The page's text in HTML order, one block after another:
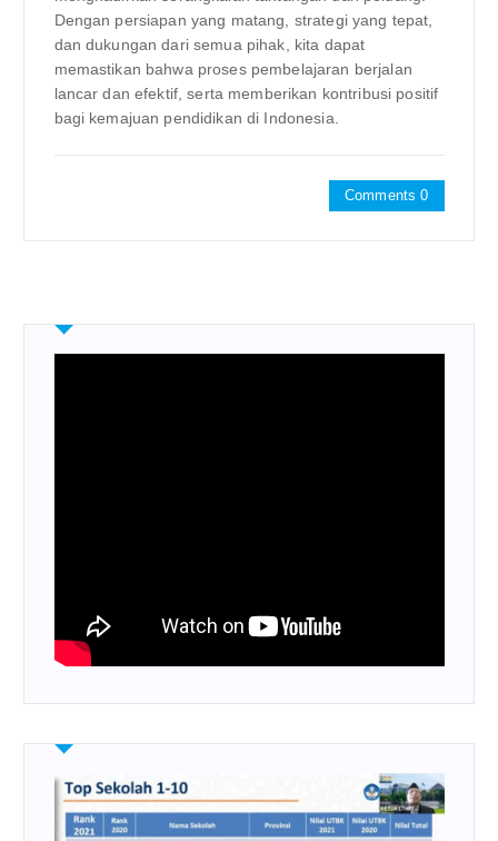
Dengan persiapan yang matang, strategi yang tepat,
dan dukungan dari semua pihak, kita dapat
memastikan bahwa proses pembelajaran berjalan
lancar dan efektif, serta memberikan kontribusi positif
bagi kemajuan pendidikan di Indonesia.
Comments 0